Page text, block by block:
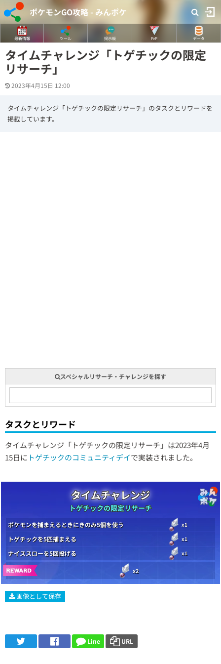
ポケモンGO攻略 - みんポケ
最新情報 ツール 掲示板 PvP データ
タイムチャレンジ「トゲチックの限定
リサーチ」
2023年4月15日 12:00
タイムチャレンジ「トゲチックの限定リサーチ」のタスクとリワードを
掲載しています。
スペシャルリサーチ・チャレンジを探す
タスクとリワード
タイムチャレンジ「トゲチックの限定リサーチ」は2023年4月
15日に トゲチックのコミュニティデイで実装されました。
タイムチャレンジ
トゲチックの限定リサーチ
ポケモンを捕まえるときにきのみ5個を使う x1
トゲチックを5匹捕まえる x1
ナイススローを5回投げる x1
x2
画像として保存
Line URL